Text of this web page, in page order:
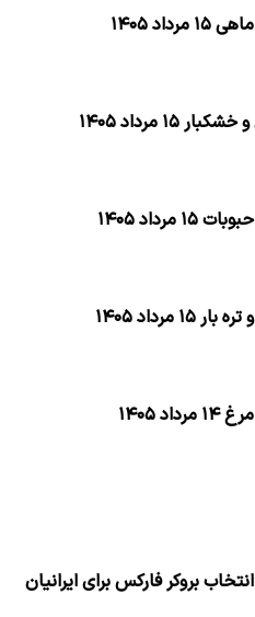
۱۴۰۵
۱۵ مرداد ۱۴۰۵
مرداد ۱۴۰۵
مرداد ۱۴۰۵
۱۴۰۵
بروکر فارکس برای ایرانیان